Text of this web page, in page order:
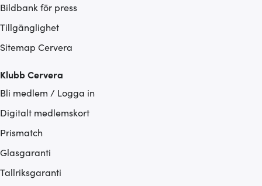
Bildbank för press
Tillgänglighet
Sitemap Cervera
Klubb Cervera
Bli medlem / Logga in
Digitalt medlemskort
Prismatch
Glasgaranti
Tallriksgaranti